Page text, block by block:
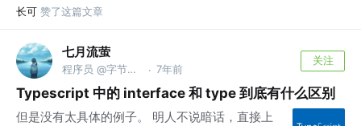
长可 赞了这篇文章
七月流萤
程序员 @字节跳动 · 7年前
关注
Typescript 中的 interface 和 type 到底有什么区别
但是没有太具体的例子。 明人不说暗话，直接上